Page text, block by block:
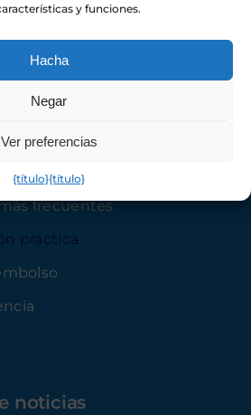
y funciones.
Hacha
Negar
Ver preferencias
{título}{título}
– El Blog
frecuentes
práctica
noticias